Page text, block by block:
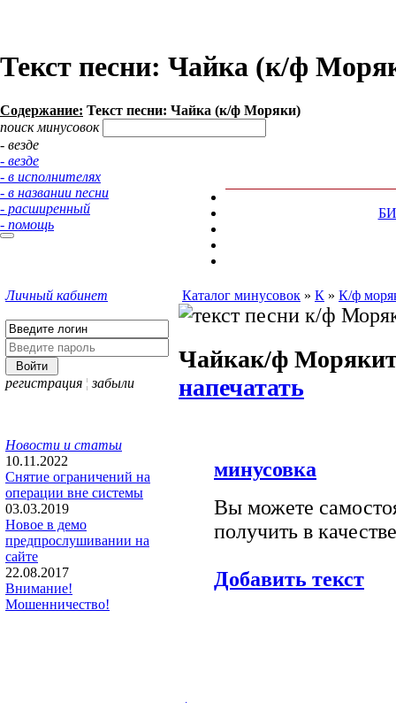
Текст песни: Чайка (к/ф
Содержание: Текст песни: Чайка (к/ф Моряки)
поиск минусовок
- везде
- везде
- в исполнителях
- в названии песни
- расширенный
- помощь
Личный кабинет
регистрация ¦ забыли
Новости и статьи
10.11.2022
Снятие ограничений на
операции вне системы
03.03.2019
Новое в демо
предпрослушивании на
сайте
22.08.2017
Внимание!
Мошенничество!
Каталог минусовок » К » К/ф
Чайкак/ф Моряки
напечатать
минусовка
Вы можете
получить в
Добавить текст